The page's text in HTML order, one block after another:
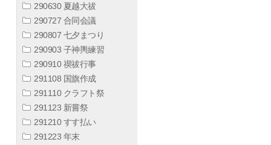
290630 夏越大祓
290727 合同会議
290807 七夕まつり
290903 子神輿練習
290910 禊祓行事
291108 国旗作成
291110 クラフト祭
291123 新嘗祭
291210 すす払い
291223 年末